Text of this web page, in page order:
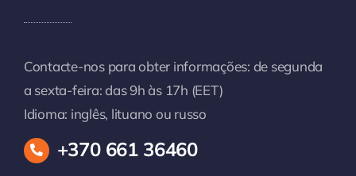
Contacte-nos para obter informações: de segunda
a sexta-feira: das 9h às 17h (EET)
Idioma: inglês, lituano ou russo
+370 661 36460